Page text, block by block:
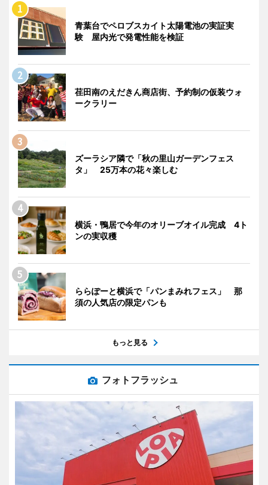
青葉台でペロブスカイト太陽電池の実証実
験 屋内光で発電性能を検証
荏田南のえだきん商店街、予約制の仮装ウォ
ークラリー
ズーラシア隣で「秋の里山ガーデンフェス
タ」 25万本の花々楽しむ
横浜・鴨居で今年のオリーブオイル完成 4ト
ンの実収穫
ららぽーと横浜で「パンまみれフェス」 那
須の人気店の限定パンも
もっと見る
フォトフラッシュ